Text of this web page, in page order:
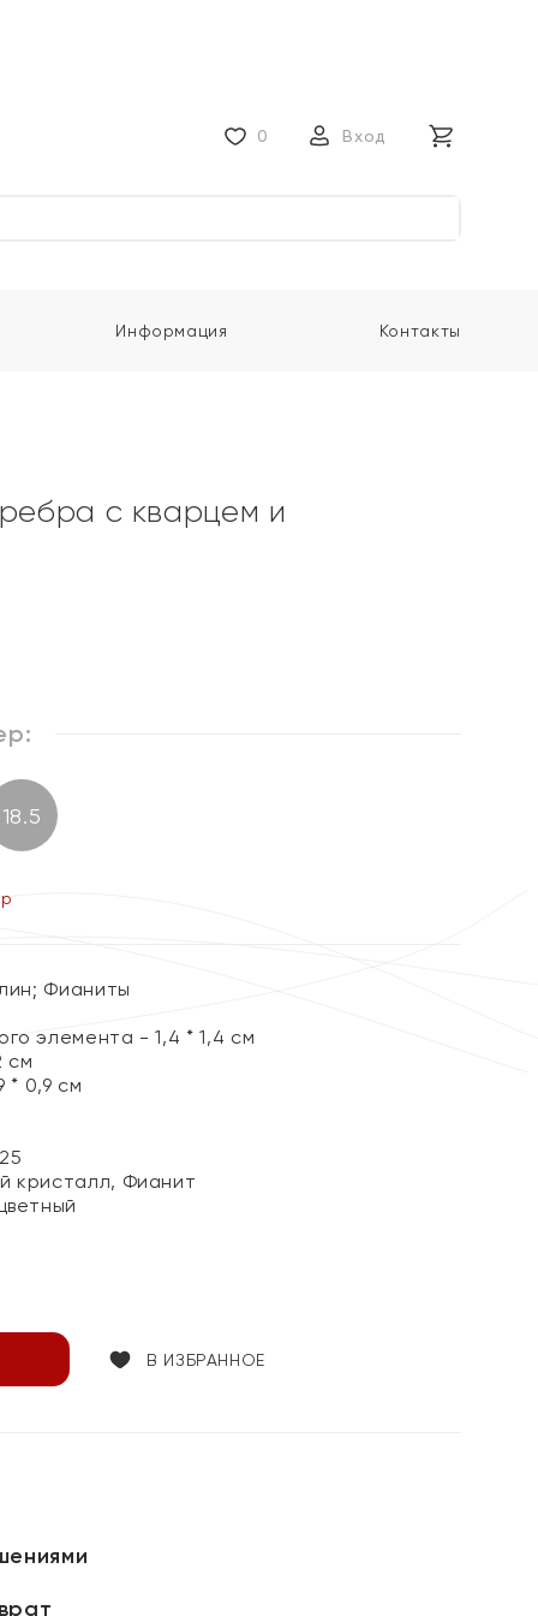
0 Вход
Информация Контакты
с кварцем и
18.5
Фианиты
элемента - 1,4 * 1,4 см
см
* 0,9 см
кристалл, Фианит
В ИЗБРАННОЕ